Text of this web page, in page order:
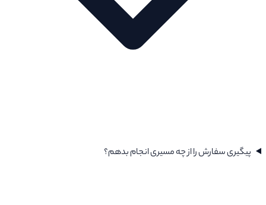
پیگیری سفارش را از چه مسیری انجام بدهم؟